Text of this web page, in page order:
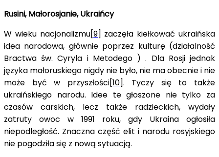
Rusini, Małorosjanie, Ukraińcy
W wieku nacjonalizmu[9] zaczęła kiełkować ukraińska
idea narodowa, głównie poprzez kulturę (działalność
Bractwa św. Cyryla i Metodego ) . Dla Rosji jednak
języka małoruskiego nigdy nie było, nie ma obecnie i nie
może być w przyszłości[10]. Tyczy się to także
ukraińskiego narodu. Idee te głoszone nie tylko za
czasów carskich, lecz także radzieckich, wydały
zatruty owoc w 1991 roku, gdy Ukraina ogłosiła
niepodległość. Znaczna część elit i narodu rosyjskiego
nie pogodziła się z nową sytuacją.